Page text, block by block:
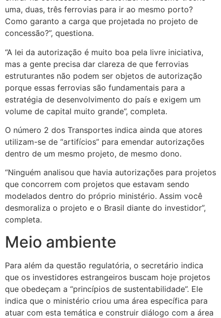
uma, duas, três ferrovias para ir ao mesmo porto?
Como garanto a carga que projetada no projeto de
concessão?”, questiona.
“A lei da autorização é muito boa pela livre iniciativa,
mas a gente precisa dar clareza de que ferrovias
estruturantes não podem ser objetos de autorização
porque essas ferrovias são fundamentais para a
estratégia de desenvolvimento do país e exigem um
volume de capital muito grande”, completa.
O número 2 dos Transportes indica ainda que atores
utilizam-se de “artifícios” para emendar autorizações
dentro de um mesmo projeto, de mesmo dono.
“Ninguém analisou que havia autorizações para projetos
que concorrem com projetos que estavam sendo
modelados dentro do próprio ministério. Assim você
desmoraliza o projeto e o Brasil diante do investidor”,
completa.
Meio ambiente
Para além da questão regulatória, o secretário indica
que os investidores estrangeiros buscam hoje projetos
que obedeçam a “princípios de sustentabilidade”. Ele
indica que o ministério criou uma área específica para
atuar com esta temática e construir diálogo com a área